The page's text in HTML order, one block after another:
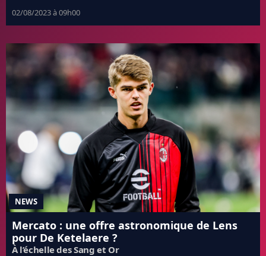
02/08/2023 à 09h00
NEWS
Mercato : une offre astronomique de Lens
pour De Ketelaere ?
À l’échelle des Sang et Or